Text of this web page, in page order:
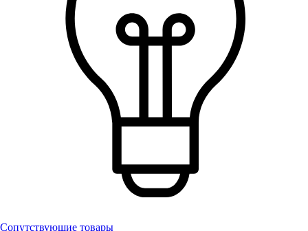
Сопутствующие товары